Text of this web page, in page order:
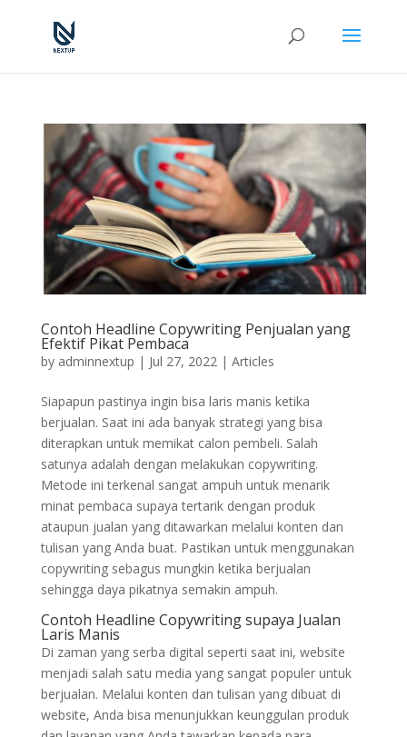
Contoh Headline Copywriting Penjualan yang
Efektif Pikat Pembaca
by adminnextup | Jul 27, 2022| Articles
Siapapun pastinya ingin bisa laris manis ketika
berjualan. Saat ini ada banyak strategi yang bisa
diterapkan untuk memikat calon pembeli. Salah
satunya adalah dengan melakukan copywriting.
Metode ini terkenal sangat ampuh untuk menarik
minat pembaca supaya tertarik dengan produk
ataupun jualan yang ditawarkan melalui konten dan
tulisan yang Anda buat. Pastikan untuk menggunakan
copywriting sebagus mungkin ketika berjualan
sehingga daya pikatnya semakin ampuh.
Contoh Headline Copywriting supaya Jualan
Laris Manis
Di zaman yang serba digital seperti saat ini, website
menjadi salah satu media yang sangat populer untuk
berjualan. Melalui konten dan tulisan yang dibuat di
website, Anda bisa menunjukkan keunggulan produk